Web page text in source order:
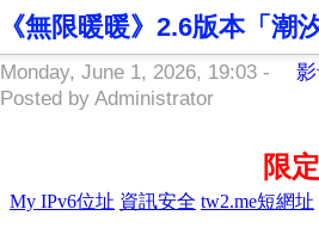
《無限暖暖》2.6版本「潮
Monday, June 1, 2026, 19:03 -
影
Posted by Administrator
限